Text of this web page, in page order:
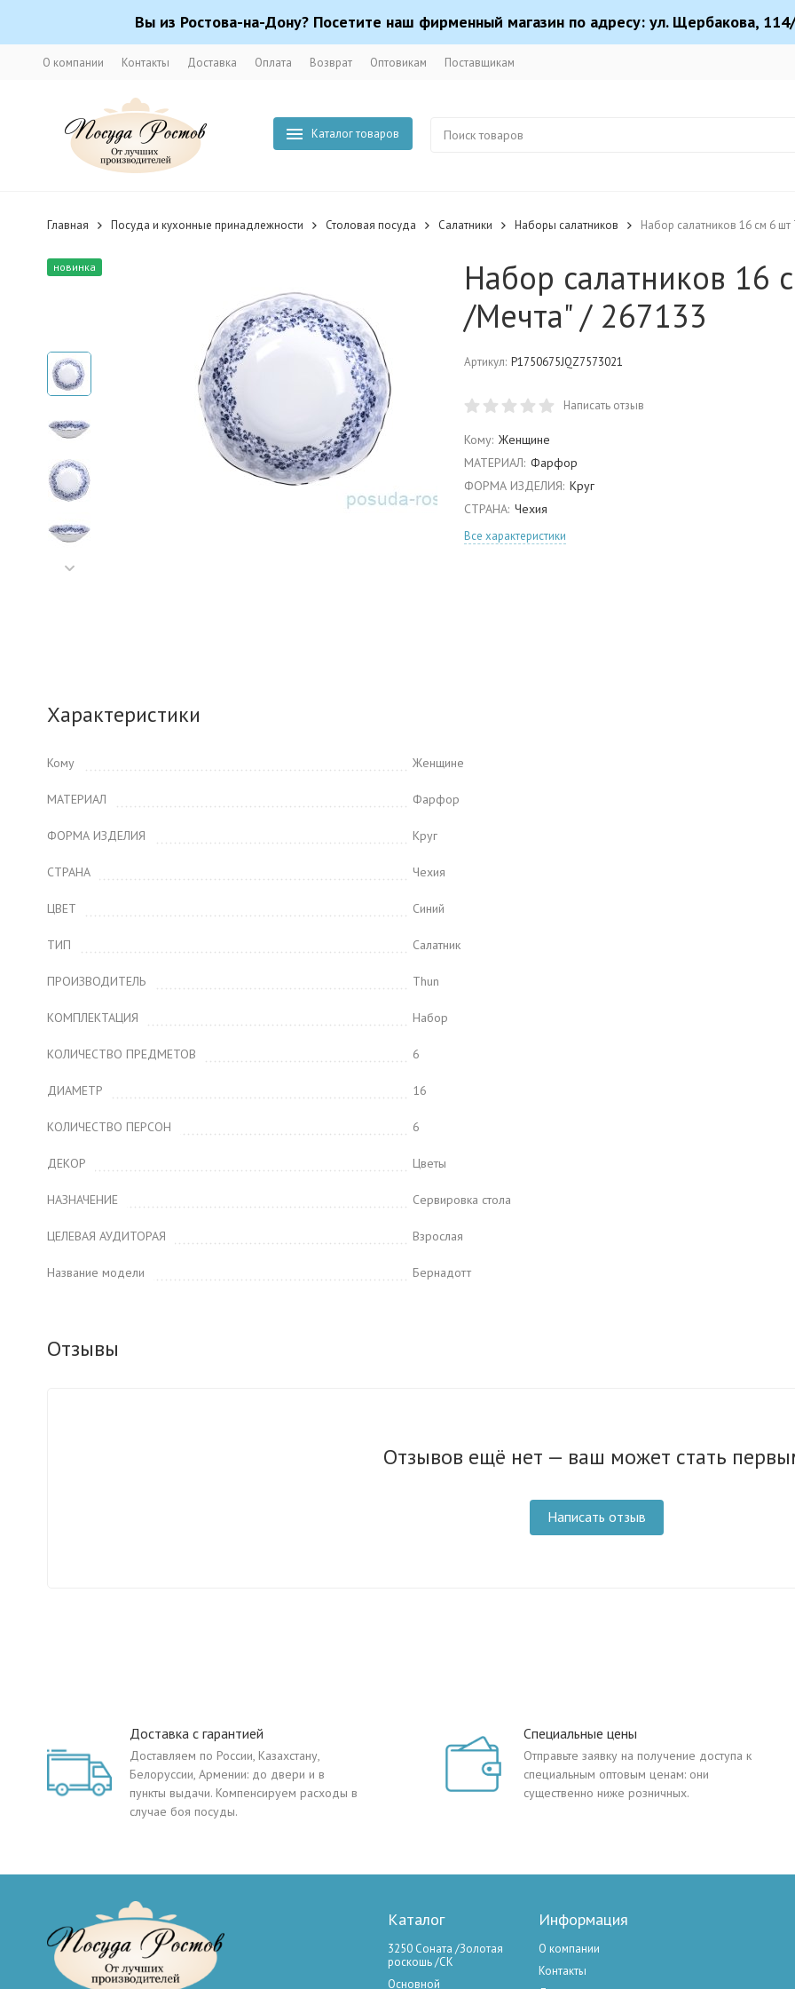
Вы из Ростова-на-Дону? Посетите наш фирменный магазин по адресу: ул. Щербакова,
О компании Контакты Доставка Оплата Возврат Оптовикам Поставщикам
Каталог товаров
Главная Посуда и кухонные принадлежности Столовая посуда Салатники Наборы салатников Набор салатников 16 см 6
новинка
Набор салатников 16
/Мечта" / 267133
Артикул: P1750675JQZ7573021
Написать отзыв
Кому: Женщине
МАТЕРИАЛ: Фарфор
ФОРМА ИЗДЕЛИЯ: Круг
СТРАНА: Чехия
Все характеристики
Характеристики
Кому Женщине
МАТЕРИАЛ Фарфор
ФОРМА ИЗДЕЛИЯ Круг
СТРАНА Чехия
ЦВЕТ Синий
ТИП Салатник
ПРОИЗВОДИТЕЛЬ Thun
КОМПЛЕКТАЦИЯ Набор
КОЛИЧЕСТВО ПРЕДМЕТОВ 6
ДИАМЕТР 16
КОЛИЧЕСТВО ПЕРСОН 6
ДЕКОР Цветы
НАЗНАЧЕНИЕ Сервировка стола
ЦЕЛЕВАЯ АУДИТОРАЯ Взрослая
Название модели Бернадотт
Отзывы
Отзывов ещё нет — ваш может стать
Написать отзыв
Доставка с гарантией
Доставляем по России, Казахстану,
Белоруссии, Армении: до двери и в
пункты выдачи. Компенсируем расходы в
случае боя посуды.
Специальные цены
Отправьте заявку на получение доступа к
специальным оптовым ценам: они
существенно ниже розничных.
Каталог
3250 Соната /Золотая
роскошь /СК
Основной
Информация
О компании
Контакты